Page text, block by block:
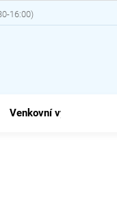
Venkovní vybavení